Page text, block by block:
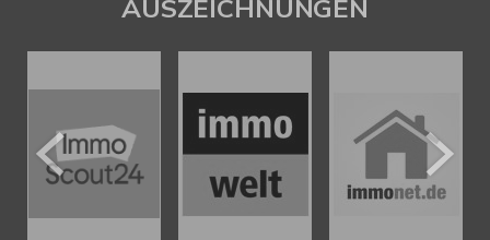
AUSZEICHNUNGEN